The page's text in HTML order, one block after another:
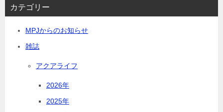
カテゴリー
MPJからのお知らせ
雑誌
アクアライフ
2026年
2025年